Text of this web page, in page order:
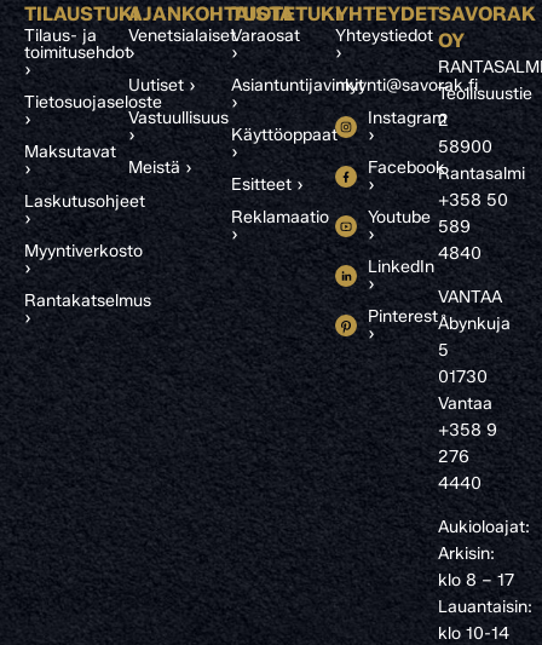
TILAUSTUKI
Tilaus- ja
toimitusehdot
›
Tietosuojaseloste
›
Maksutavat
›
Laskutusohjeet
›
Myyntiverkosto
›
Rantakatselmus
›
AJANKOHTAISTA
Venetsialaiset
›
Uutiset ›
Vastuullisuus
›
Meistä ›
TUOTETUKI
Varaosat
›
Asiantuntijavinkit
›
Käyttöoppaat
›
Esitteet ›
Reklamaatio
›
YHTEYDET
Yhteystiedot
›
myynti@savorak.fi
Instagram
›
Facebook
›
Youtube
›
LinkedIn
›
Pinterest
›
SAVORAK
OY
Teollisuustie
2
58900
Rantasalmi
+358 50
589
4840
VANTAA
Åbynkuja
5
01730
Vantaa
+358 9
276
4440
Aukioloajat:
Arkisin:
klo 8 – 17
Lauantaisin:
klo 10-14